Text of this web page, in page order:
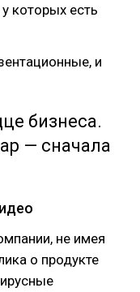
которых есть
и
бизнеса.
— сначала
не имея
о продукте